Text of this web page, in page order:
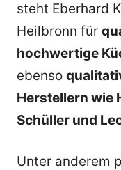
steht Eberhard
Heilbronn für
hochwertige
ebenso
Herstellern wie
Schüller und
Unter anderem